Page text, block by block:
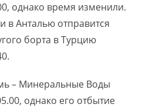
однако время изменили.
в Анталью отправится
борта в Турцию
– Минеральные Воды
однако его отбытие